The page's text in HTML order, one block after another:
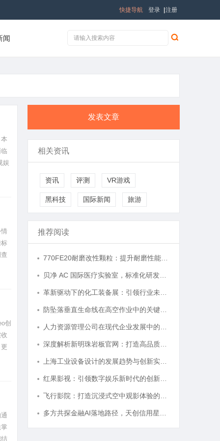
登录 注册
快捷导航
闻
娱
创
发表文章
相关资讯
资讯 评测 VR游戏
黑科技 国际新闻 旅游
推荐阅读